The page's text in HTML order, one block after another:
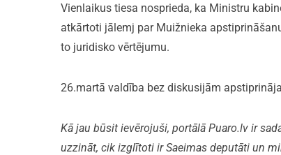
Vienlaikus tiesa nosprieda, ka Ministru
atkārtoti jālemj par Muižnieka
to juridisko vērtējumu.
26.martā valdība bez diskusijām
Kā jau būsit ievērojuši, portālā Puaro.lv ir
uzzināt, cik izglītoti ir Saeimas deputāti un